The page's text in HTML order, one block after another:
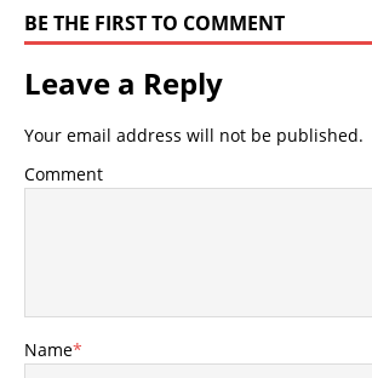
BE THE FIRST TO COMMENT
Leave a Reply
Your email address will not be published.
Comment
Name*